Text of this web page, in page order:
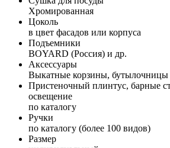
Хромированная
Цоколь
в цвет фасадов или корпуса
Подъемники
BOYARD (Россия) и др.
Аксессуары
Выкатные корзины, бутылочницы
Пристеночный плинтус, барные
освещение
по каталогу
Ручки
по каталогу (более 100 видов)
Размер